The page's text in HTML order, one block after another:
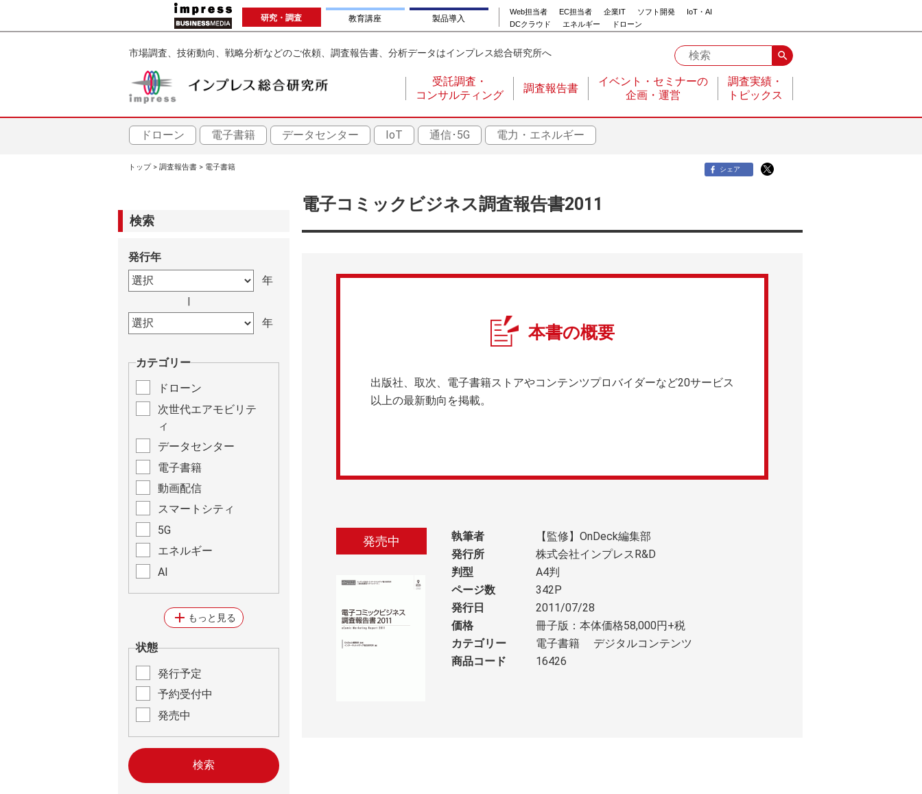
ン
研究・調査 教育講座 製品導入
Web担当者 EC担当者 企業IT ソフト開発
IoT・AI
DCクラウド
エネルギー ドローン
市場調査、技術動向、戦略分析などのご依頼、調査報告書、分析データはインプレス総合研究所へ search
メ
イ
ゲ
シ
ン
受託調査・
コンサルティング
調査報告書
イベント・セミナーの
企画・運営
調査実績・
トピックス
ドローン 電子書籍 データセンター IoT 通信･5G 電力・エネルギー
ン
ず
トップ 調査報告書 電子書籍 シェア
検索
発行年
カテゴリー
ドローン
次世代エアモビリテ
ィ
データセンター
電子書籍
動画配信
スマートシティ
5G
エネルギー
AI
状態
発行予定
予約受付中
発売中
add もっと見る
電子コミックビジネス調査報告書2011
本書の概要
出版社、取次、電子書籍ストアやコンテンツプロバイダーなど20サービス
以上の最新動向を掲載。
発売中 執筆者
【監修】OnDeck編集部
発行所
株式会社インプレスR&D
判型
A4判
ページ数
342P
発行日
2011/07/28
価格
冊子版：本体価格58,000円+税
カテゴリー
電子書籍
デジタルコンテンツ
商品コード
16426